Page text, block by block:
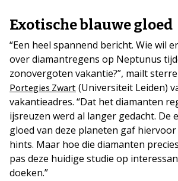
Exotische blauwe gloed
“Een heel spannend bericht. Wie wil
over diamantregens op Neptunus
zonovergoten vakantie?”, mailt
Portegies Zwart (Universiteit Leiden)
vakantieadres. “Dat het diamanten
ijsreuzen werd al langer gedacht. De
gloed van deze planeten gaf
hints. Maar hoe die diamanten
pas deze huidige studie op
doeken.”